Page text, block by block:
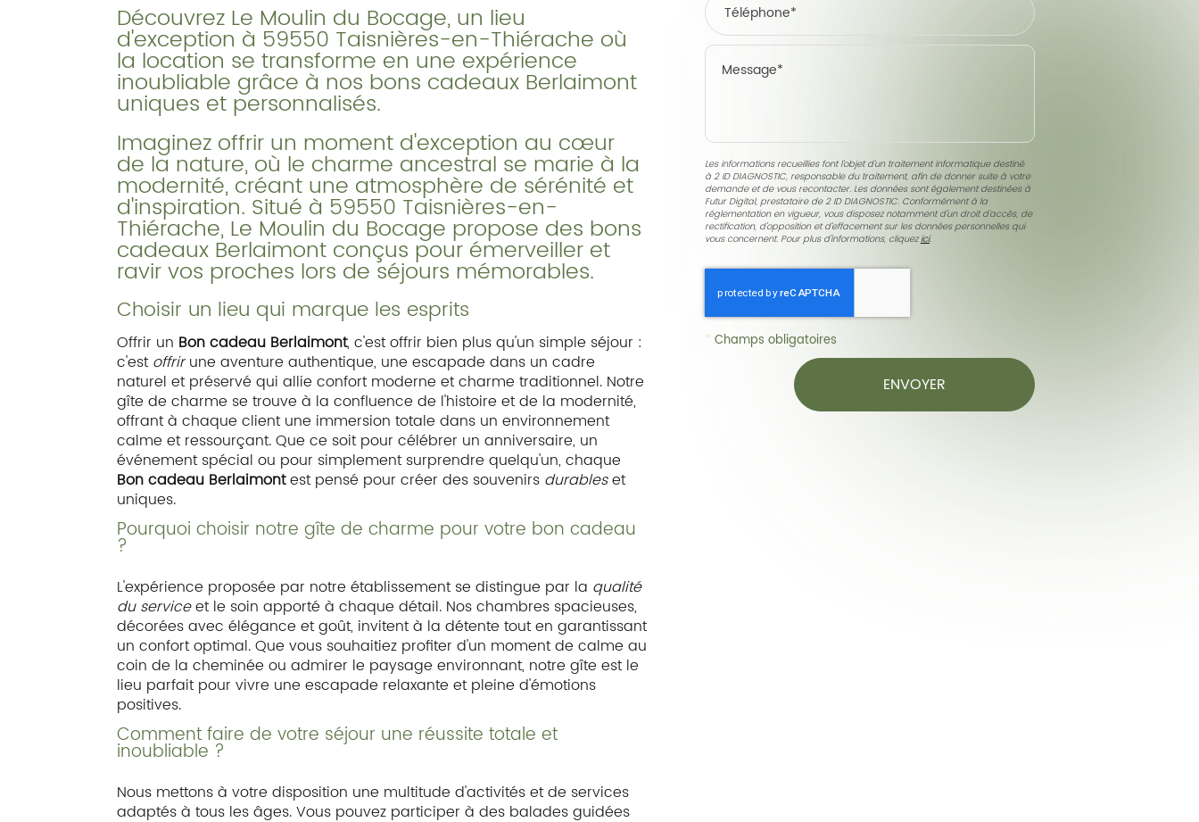
Découvrez Le Moulin du Bocage, un lieu
d'exception à 59550 Taisnières-en-Thiérache où
la location se transforme en une expérience
inoubliable grâce à nos bons cadeaux Berlaimont
uniques et personnalisés.
Imaginez offrir un moment d'exception au cœur
de la nature, où le charme ancestral se marie à la
modernité, créant une atmosphère de sérénité et
d'inspiration. Situé à 59550 Taisnières-en-
Thiérache, Le Moulin du Bocage propose des bons
cadeaux Berlaimont conçus pour émerveiller et
ravir vos proches lors de séjours mémorables.
Choisir un lieu qui marque les esprits
Offrir un Bon cadeau Berlaimont, c'est offrir bien plus qu'un simple séjour :
c'est offrirune aventure authentique, une escapade dans un cadre
naturel et préservé qui allie confort moderne et charme traditionnel. Notre
gîte de charme se trouve à la confluence de l'histoire et de la modernité,
offrant à chaque client une immersion totale dans un environnement
calme et ressourçant. Que ce soit pour célébrer un anniversaire, un
événement spécial ou pour simplement surprendre quelqu'un, chaque
Bon cadeau Berlaimontest pensé pour créer des souvenirs durableset
uniques.
Pourquoi choisir notre gîte de charme pour votre bon cadeau
?
L'expérience proposée par notre établissement se distingue par la qualité
du serviceet le soin apporté à chaque détail. Nos chambres spacieuses,
décorées avec élégance et goût, invitent à la détente tout en garantissant
un confort optimal. Que vous souhaitiez profiter d'un moment de calme au
coin de la cheminée ou admirer le paysage environnant, notre gîte est le
lieu parfait pour vivre une escapade relaxante et pleine d'émotions
positives.
Comment faire de votre séjour une réussite totale et
inoubliable ?
Nous mettons à votre disposition une multitude d'activités et de services
adaptés à tous les âges. Vous pouvez participer à des balades guidées
Les informations recueillies font l’objet d’un traitement informatique destiné
à2 ID DIAGNOSTIC, responsable du traitement, afin de donner suite à votre
demande et de vous recontacter. Les données sont également destinées à
Futur Digital, prestataire de 2 ID DIAGNOSTIC. Conformément à la
réglementation en vigueur, vous disposez notamment d'un droit d'accès, de
rectification, d'opposition et d'effacement sur les données personnelles qui
vous concernent. Pour plus d’informations, cliquezici.
* Champs obligatoires